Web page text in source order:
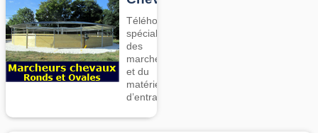
Téléhorse,
spécialiste
des
marcheurs
et du
matériel
d’entrainement